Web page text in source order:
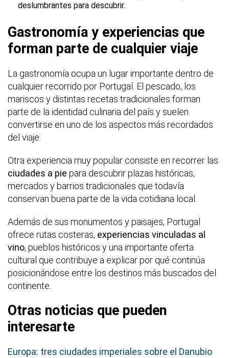
deslumbrantes para descubrir.
Gastronomía y experiencias que
forman parte de cualquier viaje
La gastronomía ocupa un lugar importante dentro de
cualquier recorrido por Portugal. El pescado, los
mariscos y distintas recetas tradicionales forman
parte de la identidad culinaria del país y suelen
convertirse en uno de los aspectos más recordados
del viaje.
Otra experiencia muy popular consiste en recorrer las
ciudades a pie para descubrir plazas históricas,
mercados y barrios tradicionales que todavía
conservan buena parte de la vida cotidiana local.
Además de sus monumentos y paisajes, Portugal
ofrece rutas costeras, experiencias vinculadas al
vino, pueblos históricos y una importante oferta
cultural que contribuye a explicar por qué continúa
posicionándose entre los destinos más buscados del
continente.
Otras noticias que pueden
interesarte
Europa: tres ciudades imperiales sobre el Danubio